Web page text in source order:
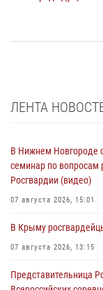
ЛЕНТА
В Нижнем Новгороде
семинар по вопросам
Росгвардии (видео)
07 августа 2026, 15:01
В Крыму
07 августа 2026, 13:15
Представительница